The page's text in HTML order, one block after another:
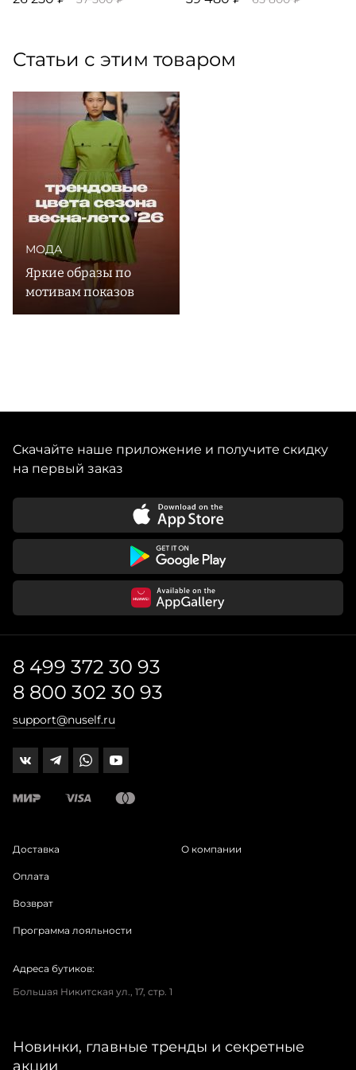
Статьи с этим товаром
МОДА
Яркие образы по
мотивам показов
Скачайте наше приложение и получите скидку
на первый заказ
8 499 372 30 93
8 800 302 30 93
support@nuself.ru
Доставка
Оплата
Возврат
Программа лояльности
О компании
Адреса бутиков:
Большая Никитская ул., 17, стр. 1
Новинки, главные тренды и секретные
акции